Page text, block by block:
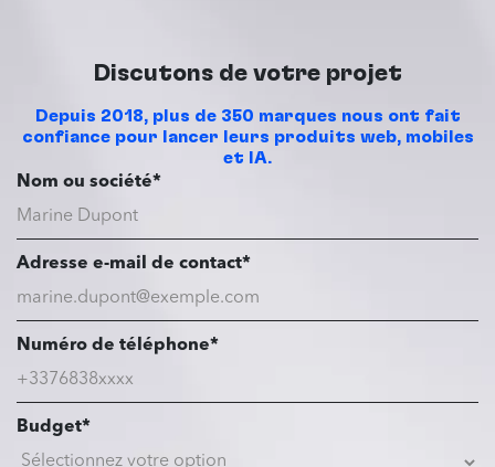
Discutons de votre projet
Depuis 2018, plus de 350 marques nous ont fait
confiance pour lancer leurs produits web, mobiles
et IA.
Nom ou société*
Adresse e-mail de contact*
Numéro de téléphone*
Budget*